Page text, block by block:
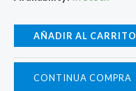
AÑADIR AL CARRITO
CONTINUA COMPRA